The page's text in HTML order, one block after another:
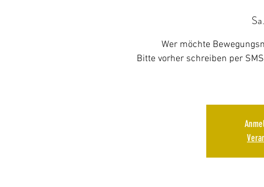
Wer möchte
Bitte vorher schreiben per